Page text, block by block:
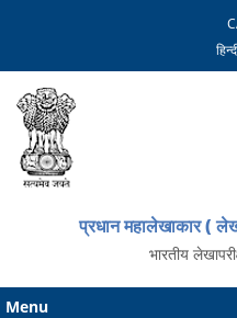
प्रधान महालेखाकार (
भारतीय
Menu